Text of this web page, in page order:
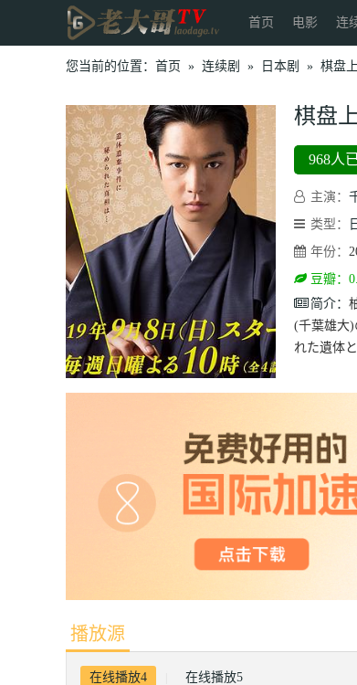
首页 电影 连
您当前的位置： 首页 » 连续剧 » 日本剧 » 棋盘
棋盘
968人
主演：
类型：
年份：
豆瓣：
简介：
(千葉雄大)
れた遺体
播放源
在线播放4 在线播放5